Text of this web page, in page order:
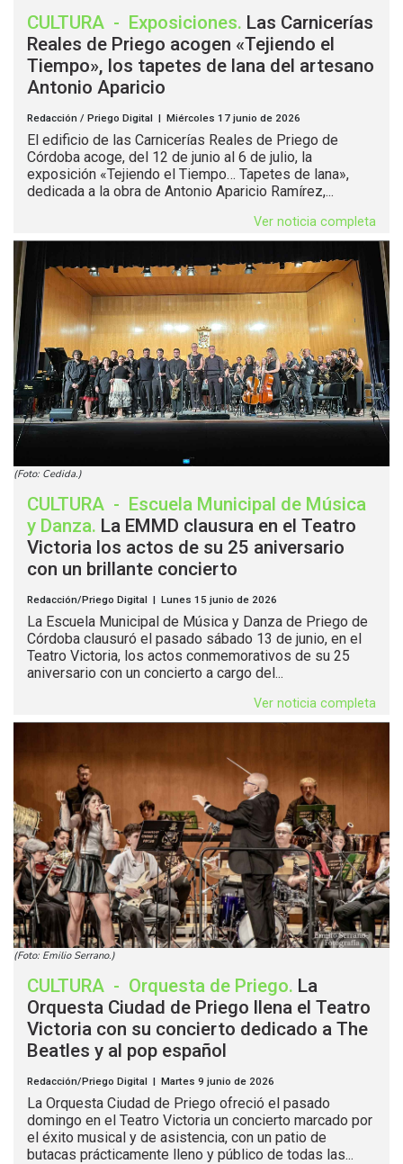
CULTURA - Exposiciones. Las Carnicerías
Reales de Priego acogen «Tejiendo el
Tiempo», los tapetes de lana del artesano
Antonio Aparicio
Redacción / Priego Digital | Miércoles 17 junio de 2026
El edificio de las Carnicerías Reales de Priego de
Córdoba acoge, del 12 de junio al 6 de julio, la
exposición «Tejiendo el Tiempo… Tapetes de lana»,
dedicada a la obra de Antonio Aparicio Ramírez,...
Ver noticia completa
(Foto: Cedida.)
CULTURA - Escuela Municipal de Música
y Danza. La EMMD clausura en el Teatro
Victoria los actos de su 25 aniversario
con un brillante concierto
Redacción/Priego Digital | Lunes 15 junio de 2026
La Escuela Municipal de Música y Danza de Priego de
Córdoba clausuró el pasado sábado 13 de junio, en el
Teatro Victoria, los actos conmemorativos de su 25
aniversario con un concierto a cargo del...
Ver noticia completa
(Foto: Emilio Serrano.)
CULTURA - Orquesta de Priego. La
Orquesta Ciudad de Priego llena el Teatro
Victoria con su concierto dedicado a The
Beatles y al pop español
Redacción/Priego Digital | Martes 9 junio de 2026
La Orquesta Ciudad de Priego ofreció el pasado
domingo en el Teatro Victoria un concierto marcado por
el éxito musical y de asistencia, con un patio de
butacas prácticamente lleno y público de todas las...